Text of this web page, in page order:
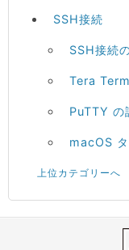
SSH接続
SSH接続
Tera
PuTTY の
macOS
上位カテゴリーへ